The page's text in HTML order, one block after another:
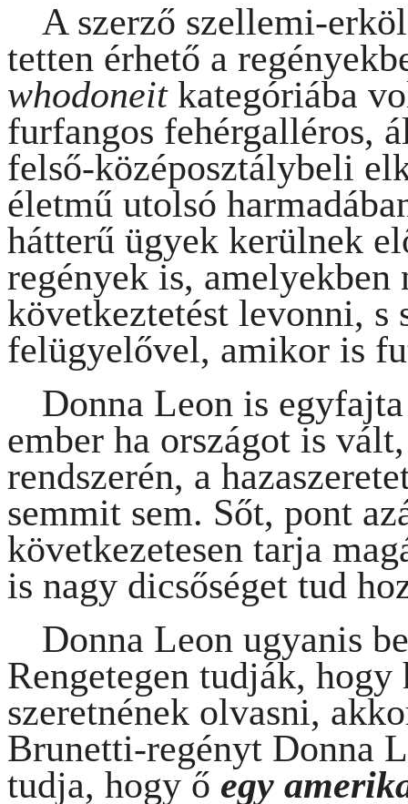
A szerző szellemi-
tetten érhető a
whodoneit kategóriába
furfangos fehérgalléros,
felső-középosztálybeli
életmű utolsó
hátterű ügyek kerülnek
regények is,
következtetést levonni,
felügyelővel, amikor is
Donna Leon is
ember ha országot is
rendszerén, a
semmit sem. Sőt, pont
következetesen tarja
is nagy dicsőséget tud
Donna Leon ugyanis
Rengetegen tudják,
szeretnének olvasni,
Brunetti-regényt Donna
tudja, hogy ő egy